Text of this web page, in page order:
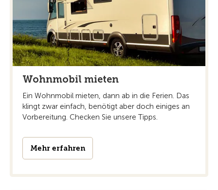
Wohnmobil mieten
Ein Wohnmobil mieten, dann ab in die Ferien. Das
klingt zwar einfach, benötigt aber doch einiges an
Vorbereitung. Checken Sie unsere Tipps.
Mehr erfahren